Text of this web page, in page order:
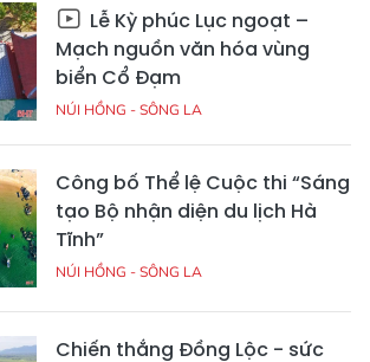
Lễ Kỳ phúc Lục ngoạt –
Mạch nguồn văn hóa vùng
biển Cổ Đạm
NÚI HỒNG - SÔNG LA
Công bố Thể lệ Cuộc thi “Sáng
tạo Bộ nhận diện du lịch Hà
Tĩnh”
NÚI HỒNG - SÔNG LA
Chiến thắng Đồng Lộc - sức